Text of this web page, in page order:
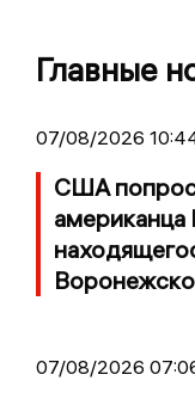
Главные
07/08/2026
США
американца
07/08/2026